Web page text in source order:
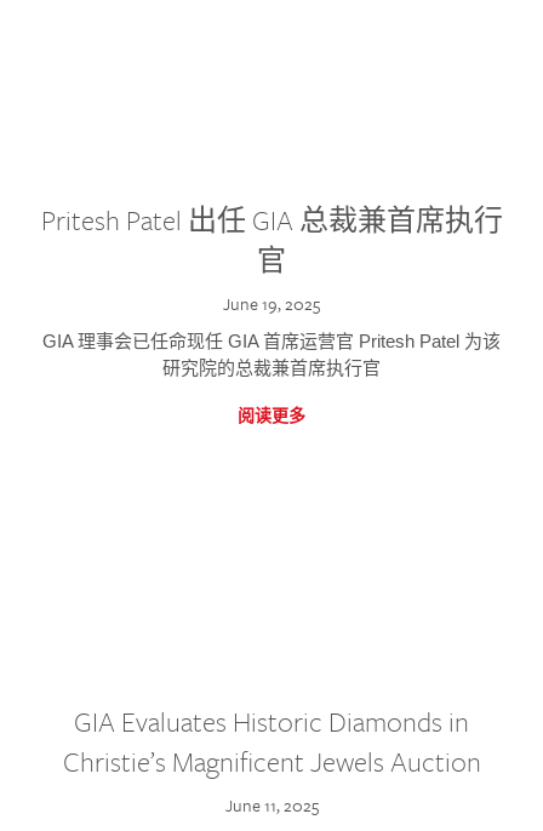
Pritesh Patel 出任 GIA 总裁兼首席执行
官
June 19, 2025
GIA 理事会已任命现任 GIA 首席运营官 Pritesh Patel 为该
研究院的总裁兼首席执行官
阅读更多
GIA Evaluates Historic Diamonds in
Christie’s Magnificent Jewels Auction
June 11, 2025